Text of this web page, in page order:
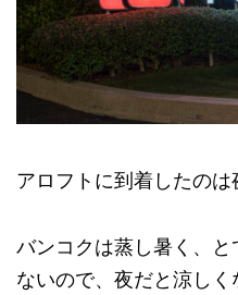
アロフトに到着したのは
バンコクは蒸し暑く、
ないので、夜だと涼し